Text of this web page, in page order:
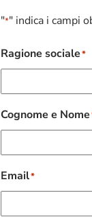
"*" indica i campi
Ragione sociale*
Cognome e Nome
Email*